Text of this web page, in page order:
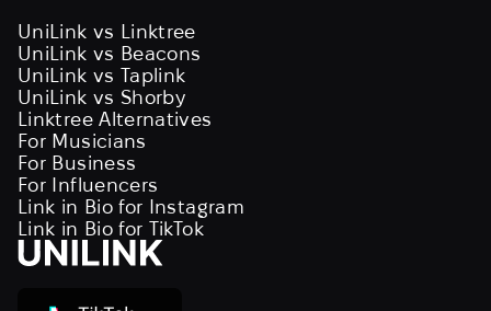
UniLink vs Linktree
UniLink vs Beacons
UniLink vs Taplink
UniLink vs Shorby
Linktree Alternatives
For Musicians
For Business
For Influencers
Link in Bio for Instagram
Link in Bio for TikTok